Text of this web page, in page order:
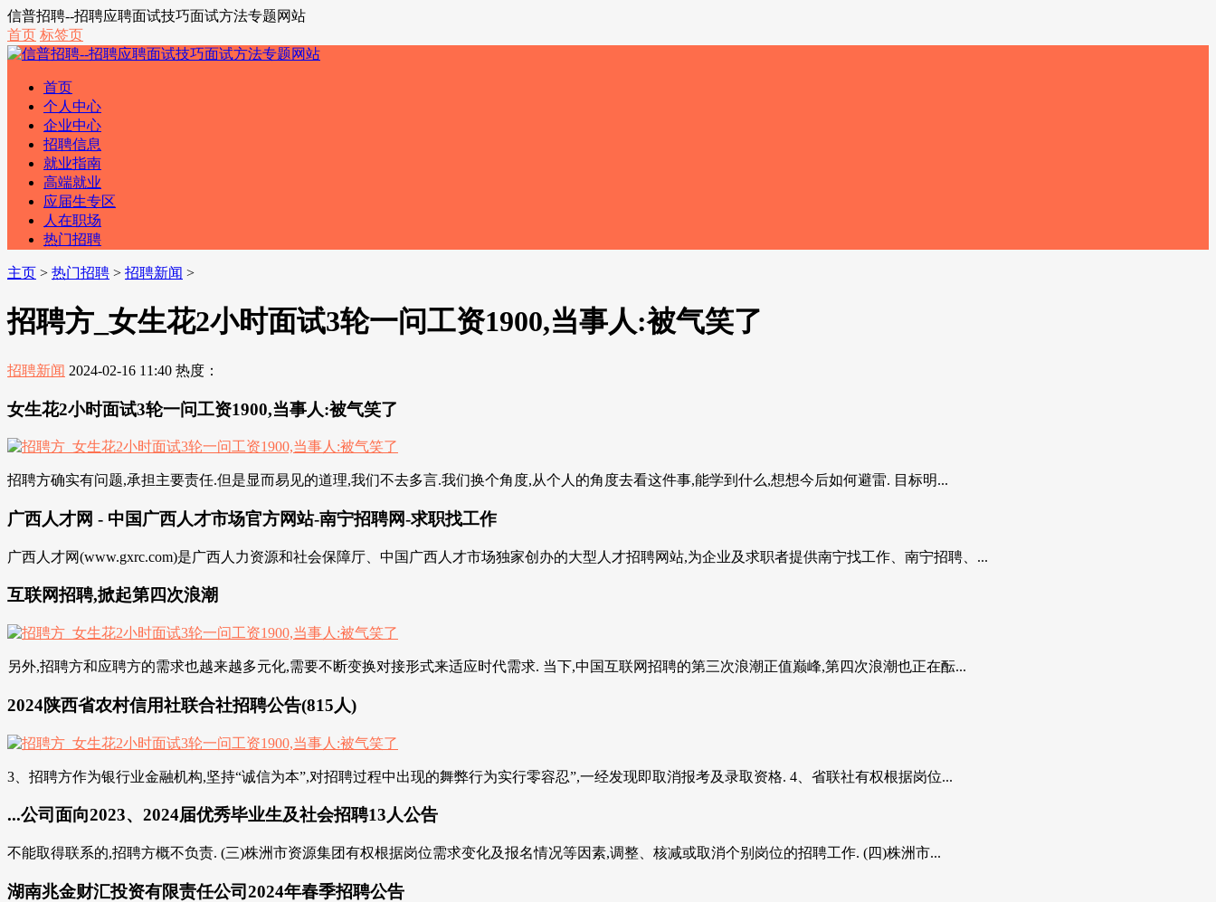
信普招聘--招聘应聘面试技巧面试方法专题网站
首页 标签页
首页
个人中心
企业中心
招聘信息
就业指南
高端就业
应届生专区
人在职场
热门招聘
主页 > 热门招聘 > 招聘新闻 >
招聘方_女生花2小时面试3轮一问工资1900,当事人:被气笑了
招聘新闻 2024-02-16 11:40 热度：
女生花2小时面试3轮一问工资1900,当事人:被气笑了
招聘方确实有问题,承担主要责任.但是显而易见的道理,我们不去多言.我们换个角度,从个人的角度去看这件事,能学到什么,想想今后如何避雷. 目标明...
广西人才网 - 中国广西人才市场官方网站-南宁招聘网-求职找工作
广西人才网(www.gxrc.com)是广西人力资源和社会保障厅、中国广西人才市场独家创办的大型人才招聘网站,为企业及求职者提供南宁找工作、南宁招聘、...
互联网招聘,掀起第四次浪潮
另外,招聘方和应聘方的需求也越来越多元化,需要不断变换对接形式来适应时代需求. 当下,中国互联网招聘的第三次浪潮正值巅峰,第四次浪潮也正在酝...
2024陕西省农村信用社联合社招聘公告(815人)
3、招聘方作为银行业金融机构,坚持“诚信为本”,对招聘过程中出现的舞弊行为实行零容忍”,一经发现即取消报考及录取资格. 4、省联社有权根据岗位...
...公司面向2023、2024届优秀毕业生及社会招聘13人公告
不能取得联系的,招聘方概不负责. (三)株洲市资源集团有权根据岗位需求变化及报名情况等因素,调整、核减或取消个别岗位的招聘工作. (四)株洲市...
湖南兆金财汇投资有限责任公司2024年春季招聘公告